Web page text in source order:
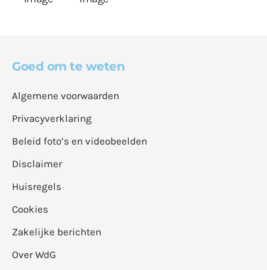
Goed om te weten
Algemene voorwaarden
Privacyverklaring
Beleid foto’s en videobeelden
Disclaimer
Huisregels
Cookies
Zakelijke berichten
Over WdG